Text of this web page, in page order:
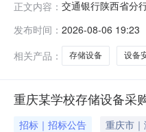
正文内容： 交通银行陕西省分
包括：NPU算力服
设人工智能金融服
发布时间： 2026-08-06 19:23
相关产品：
存储设备 设备
重庆某学校存储设备采
招标｜招标公告 重庆市
HOT
NEW
5折起